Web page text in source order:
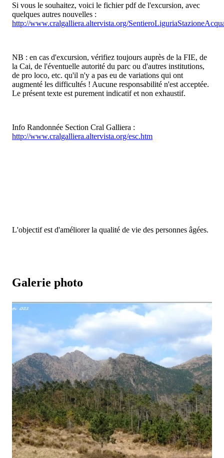
Si vous le souhaitez, voici le fichier pdf de l'excursion, avec
quelques autres nouvelles :
http://www.cralgalliera.altervista.org/
NB : en cas d'excursion, vérifiez toujours auprès de la FIE, de
la Cai, de l'éventuelle autorité du parc ou d'autres institutions,
de pro loco, etc. qu'il n'y a pas eu de variations qui ont
augmenté les difficultés ! Aucune responsabilité n'est acceptée.
Le présent texte est purement indicatif et non exhaustif.
Info Randonnée Section Cral Galliera :
http://www.cralgalliera.altervista.org/esc.htm
L'objectif est d'améliorer la qualité de vie des personnes âgées.
Galerie photo